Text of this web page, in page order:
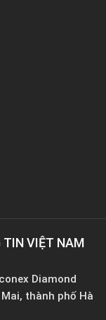
TIN VIỆT NAM
Diamond
thành phố Hà